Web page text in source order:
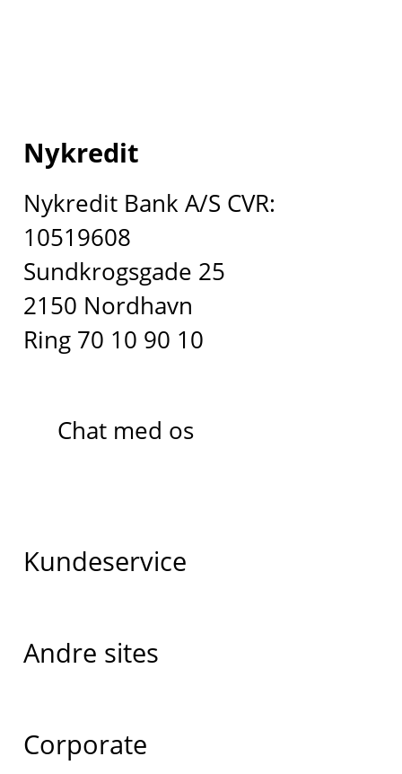
Nykredit
Nykredit Bank A/S CVR:
10519608
Sundkrogsgade 25
2150 Nordhavn
Ring 70 10 90 10
Chat med os
Kundeservice
Andre sites
Corporate